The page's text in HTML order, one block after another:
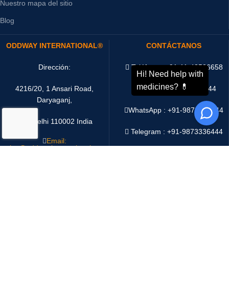
Nuestro mapa del sitio
Blog
ODDWAY INTERNATIONAL®
Dirección:
4216/20, 1 Ansari Road,
Daryaganj,
New Delhi 110002 India
Email:
sales@oddwayinternational.com
CONTÁCTANOS
Teléfono : +91-11-43526658
Móvil : +91-9873336444
WhatsApp :+91-9873336444
Telegram : +91-9873336444